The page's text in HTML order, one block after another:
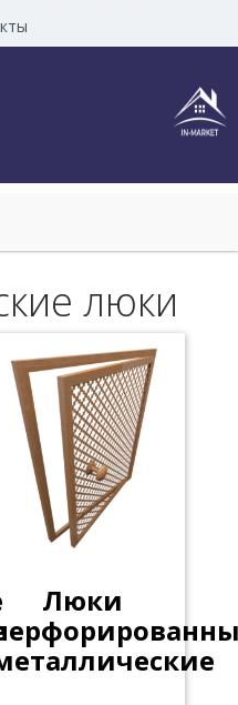
люки
Люки